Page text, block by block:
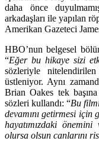
daha önce
arkadaşları ile yapılan
Amerikan Gazeteci
HBO’nun belgesel
“Eğer bu hikaye sizi
sözleriyle
üstleniyor. Aynı
Brian Oakes tek
sözleri kullandı: “Bu
devamını getirmesi
hayatımızdaki
olursa olsun canlarını